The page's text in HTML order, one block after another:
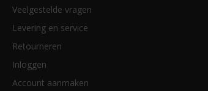
Veelgestelde vragen
Levering en service
Retourneren
Inloggen
Account aanmaken